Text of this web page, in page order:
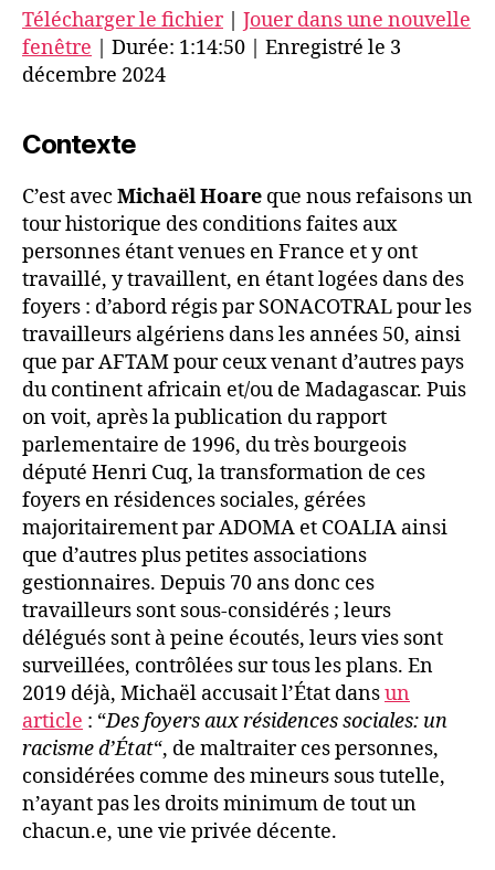
Télécharger le fichier| Jouer dans une nouvelle
fenêtre | Durée: 1:14:50 | Enregistré le 3
décembre 2024
Contexte
C’est avec Michaël Hoare que nous refaisons un
tour historique des conditions faites aux
personnes étant venues en France et y ont
travaillé, y travaillent, en étant logées dans des
foyers : d’abord régis par SONACOTRAL pour les
travailleurs algériens dans les années 50, ainsi
que par AFTAM pour ceux venant d’autres pays
du continent africain et/ou de Madagascar. Puis
on voit, après la publication du rapport
parlementaire de 1996, du très bourgeois
député Henri Cuq, la transformation de ces
foyers en résidences sociales, gérées
majoritairement par ADOMA et COALIA ainsi
que d’autres plus petites associations
gestionnaires. Depuis 70 ans donc ces
travailleurs sont sous-considérés ; leurs
délégués sont à peine écoutés, leurs vies sont
surveillées, contrôlées sur tous les plans. En
2019 déjà, Michaël accusait l’État dansun
article : “Des foyers aux résidences sociales: un
racisme d’État“, de maltraiter ces personnes,
considérées comme des mineurs sous tutelle,
n’ayant pas les droits minimum de tout un
chacun.e, une vie privée décente.